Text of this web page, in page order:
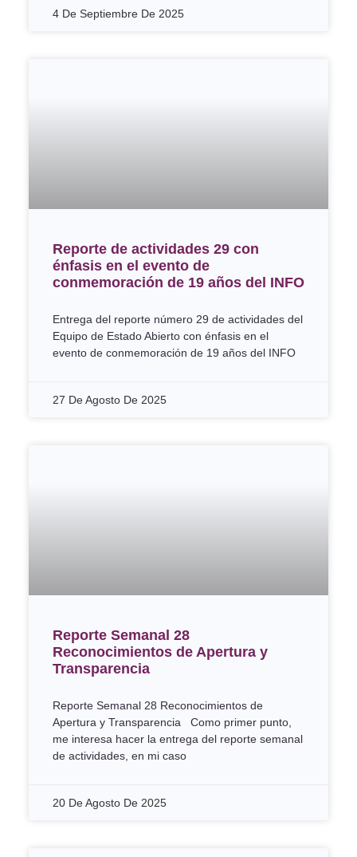
4 De Septiembre De 2025
Reporte de actividades 29 con
énfasis en el evento de
conmemoración de 19 años del INFO
Entrega del reporte número 29 de actividades del
Equipo de Estado Abierto con énfasis en el
evento de conmemoración de 19 años del INFO
27 De Agosto De 2025
Reporte Semanal 28
Reconocimientos de Apertura y
Transparencia
Reporte Semanal 28 Reconocimientos de
Apertura y Transparencia Como primer punto,
me interesa hacer la entrega del reporte semanal
de actividades, en mi caso
20 De Agosto De 2025